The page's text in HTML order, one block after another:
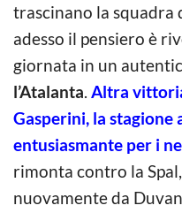
trascinano la squadra
adesso il pensiero è
giornata in un
l’Atalanta. Altra
Gasperini, la stagione
entusiasmante per i
rimonta contro la
nuovamente da